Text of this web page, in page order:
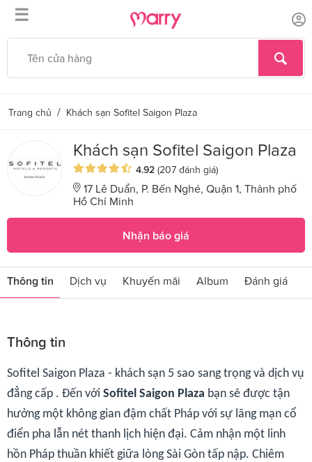
☰
Trang chủ / Khách sạn Sofitel Saigon Plaza
Khách sạn Sofitel Saigon Plaza
4.92 (207 đánh giá)
17 Lê Duẩn, P. Bến Nghé, Quận 1, Thành phố
Hồ Chí Minh
Nhận báo giá
Thông tin Dịch vụ Khuyến mãi Album Đánh giá
Thông tin
Sofitel Saigon Plaza - khách sạn 5 sao sang trọng và dịch vụ
đẳng cấp . Đến với Sofitel Saigon Plaza bạn sẽ được tận
hưởng một không gian đậm chất Pháp với sự lãng mạn cổ
điển pha lẫn nét thanh lịch hiện đại. Cảm nhận một linh
hồn Pháp thuần khiết giữa lòng Sài Gòn tấp nập. Chiêm